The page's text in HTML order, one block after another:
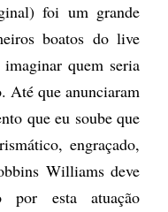
foi um grande
boatos do live
imaginar quem seria
Até que anunciaram
que eu soube que
engraçado,
Williams deve
por esta atuação